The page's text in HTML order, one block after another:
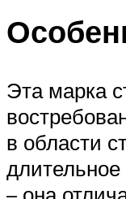
Эта марка
в области